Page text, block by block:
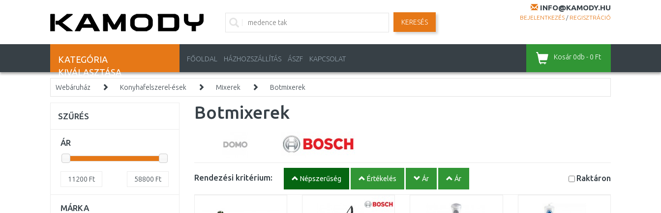
INFO@KAMODY.HU
BEJELENTKEZÉS / REGISZTRÁCIÓ
KERESÉS
KATEGÓRIA
KIVÁLASZTÁSA
FŐOLDAL HÁZHOZSZÁLLÍTÁS ÁSZF KAPCSOLAT Kosár 0db - 0 Ft
Webáruház Konyhafelszerel-ések Mixerek Botmixerek
Botmixerek
Rendezési kritérium: Népszerűség Értékelés Ár Ár Raktáron
SZŰRÉS
ÁR
11200 Ft 58800 Ft
MÁRKA